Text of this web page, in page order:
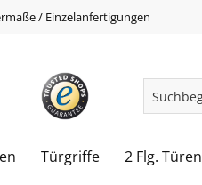
/ Einzelanfertigungen
Türgriffe 2 Flg. Türen